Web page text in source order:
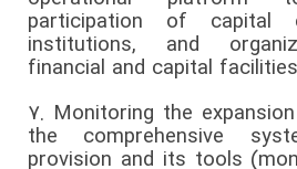
participation of capital
institutions, and
financial and capital
7. Monitoring the
the comprehensive
provision and its tools